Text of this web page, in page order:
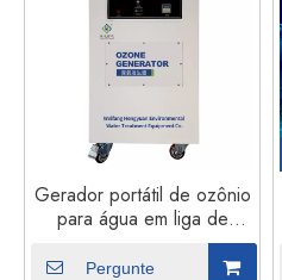
Gerador portátil de ozônio
para água em liga de
Pergunte